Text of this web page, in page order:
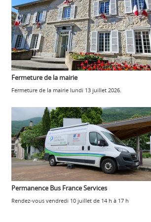
Fermeture de la mairie
Fermeture de la mairie lundi 13 juillet 2026.
Permanence Bus France Services
Rendez-vous vendredi 10 juillet de 14 h à 17 h